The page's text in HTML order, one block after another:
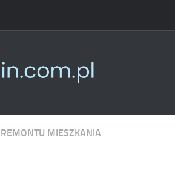
MIESZKANIA